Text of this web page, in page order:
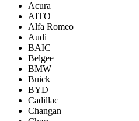
Acura
AITO
Alfa Romeo
Audi
BAIC
Belgee
BMW
Buick
BYD
Cadillac
Changan